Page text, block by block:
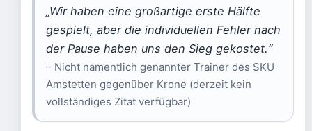
„Wir haben eine großartige erste Hälfte
gespielt, aber die individuellen Fehler nach
der Pause haben uns den Sieg gekostet.“
– Nicht namentlich genannter Trainer des SKU
Amstetten gegenüber Krone (derzeit kein
vollständiges Zitat verfügbar)